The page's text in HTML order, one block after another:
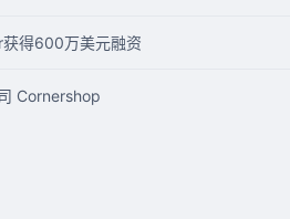
得600万美元融资
Cornershop